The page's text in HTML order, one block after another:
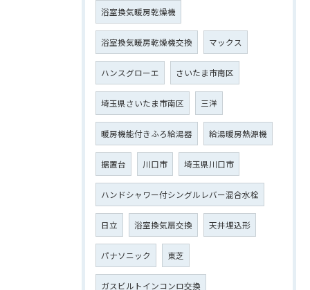
浴室換気暖房乾燥機
浴室換気暖房乾燥機交換 マックス
ハンスグローエ さいたま市南区
埼玉県さいたま市南区 三洋
暖房機能付きふろ給湯器 給湯暖房熱源機
据置台 川口市 埼玉県川口市
ハンドシャワー付シングルレバー混合水栓
日立 浴室換気扇交換 天井埋込形
パナソニック 東芝
ガスビルトインコンロ交換